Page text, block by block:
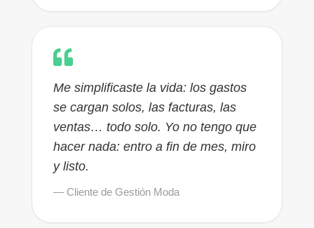
Me simplificaste la vida: los gastos
se cargan solos, las facturas, las
ventas… todo solo. Yo no tengo que
hacer nada: entro a fin de mes, miro
y listo.
— Cliente de Gestión Moda